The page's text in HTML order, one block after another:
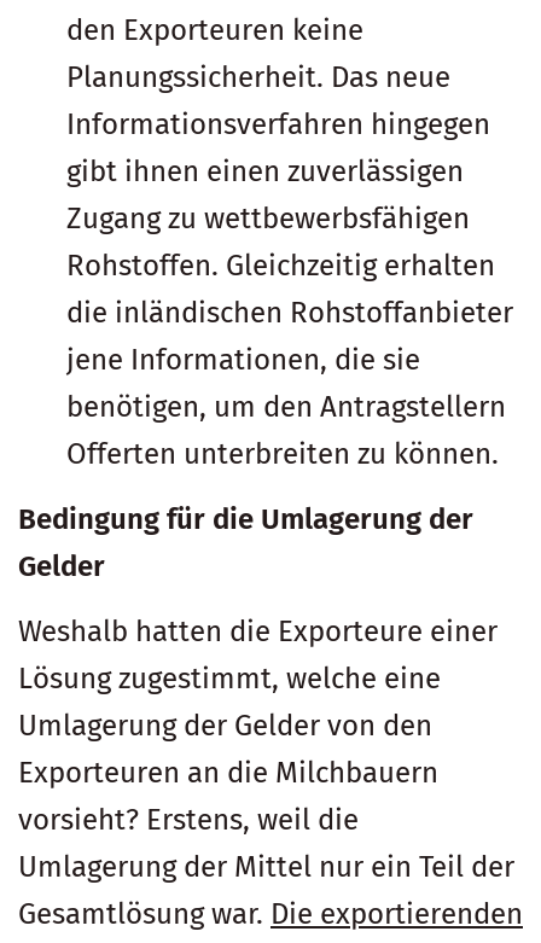
den Exporteuren keine
Planungssicherheit. Das neue
Informationsverfahren hingegen
gibt ihnen einen zuverlässigen
Zugang zu wettbewerbsfähigen
Rohstoffen. Gleichzeitig erhalten
die inländischen Rohstoffanbieter
jene Informationen, die sie
benötigen, um den Antragstellern
Offerten unterbreiten zu können.
Bedingung für die Umlagerung der
Gelder
Weshalb hatten die Exporteure einer
Lösung zugestimmt, welche eine
Umlagerung der Gelder von den
Exporteuren an die Milchbauern
vorsieht? Erstens, weil die
Umlagerung der Mittel nur ein Teil der
Gesamtlösung war. Die exportierenden